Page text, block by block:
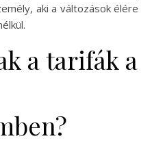
aki a változások élére
a tarifák a